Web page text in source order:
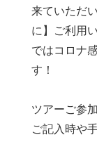
来ていただ
に】ご利用
ではコロナ
す！
ツアーご参
ご記入時や